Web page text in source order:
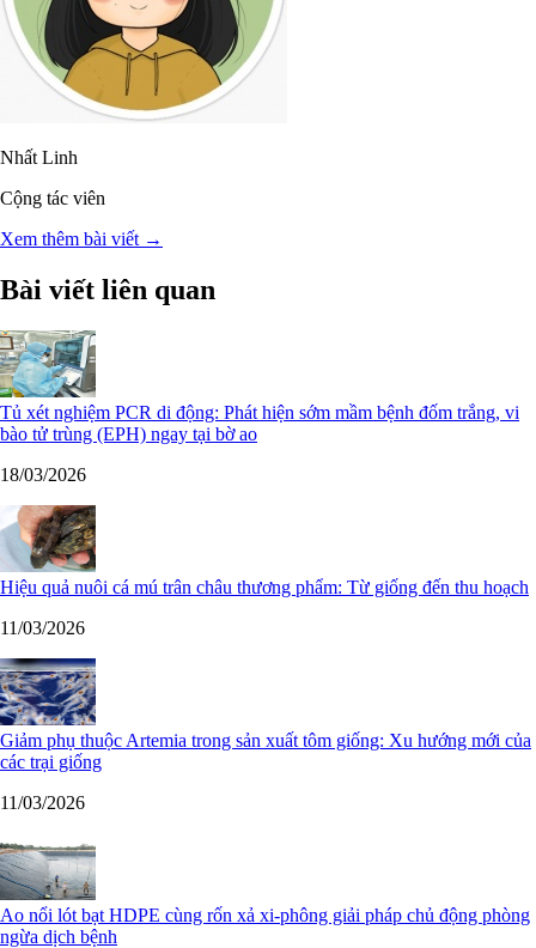
Nhất Linh
Cộng tác viên
Xem thêm bài viết →
Bài viết liên quan
Tủ xét nghiệm PCR di động: Phát hiện sớm mầm bệnh đốm trắng, vi
bào tử trùng (EPH) ngay tại bờ ao
18/03/2026
Hiệu quả nuôi cá mú trân châu thương phẩm: Từ giống đến thu hoạch
11/03/2026
Giảm phụ thuộc Artemia trong sản xuất tôm giống: Xu hướng mới của
các trại giống
11/03/2026
Ao nổi lót bạt HDPE cùng rốn xả xi-phông giải pháp chủ động phòng
ngừa dịch bệnh